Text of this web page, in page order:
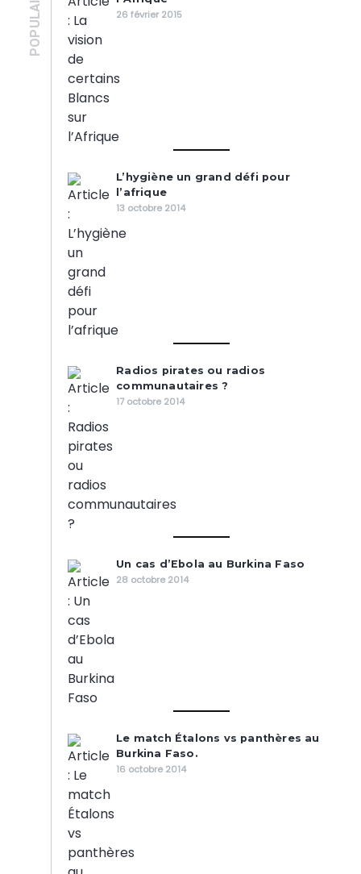
26 février 2015
L’hygiène un grand défi pour
l’afrique
13 octobre 2014
Radios pirates ou radios
communautaires ?
17 octobre 2014
Un cas d’Ebola au Burkina Faso
28 octobre 2014
Le match Étalons vs panthères au
Burkina Faso.
16 octobre 2014